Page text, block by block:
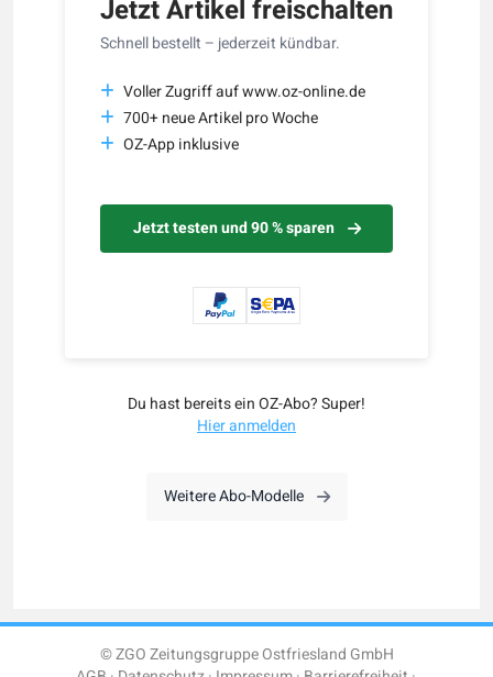
Jetzt Artikel freischalten
Schnell bestellt – jederzeit kündbar.
Voller Zugriff auf www.oz-online.de
700+ neue Artikel pro Woche
OZ-App inklusive
Jetzt testen und 90 % sparen
Du hast bereits ein OZ-Abo? Super!
Hier anmelden
Weitere Abo-Modelle
© ZGO Zeitungsgruppe Ostfriesland GmbH